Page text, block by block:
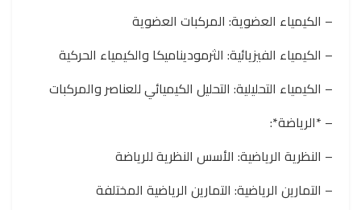
– الكيمياء العضوية: المركبات العضوية
– الكيمياء الفيزيائية: الثرموديناميكا والكيمياء الحركية
– الكيمياء التحليلية: التحليل الكيميائي للعناصر والمركبات
– *الرياضة*:
– النظرية الرياضية: الأسس النظرية للرياضة
– التمارين الرياضية: التمارين الرياضية المختلفة